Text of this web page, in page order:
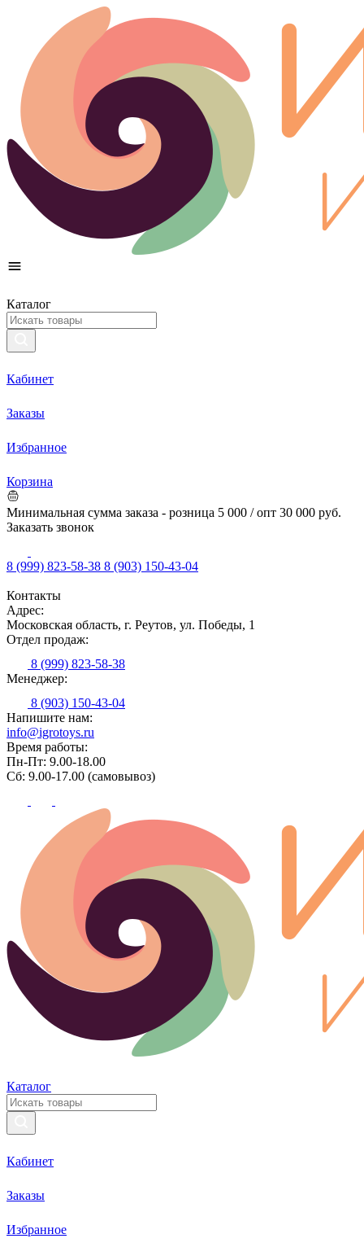
Каталог
Кабинет
Заказы
Избранное
Корзина
Минимальная сумма заказа - розница 5 000 / опт 30 000 руб.
Заказать звонок
8 (999) 823-58-38 8 (903) 150-43-04
Контакты
Адрес:
Московская область, г. Реутов, ул. Победы, 1
Отдел продаж:
8 (999) 823-58-38
Менеджер:
8 (903) 150-43-04
Напишите нам:
info@igrotoys.ru
Время работы:
Пн-Пт: 9.00-18.00
Сб: 9.00-17.00 (самовывоз)
Каталог
Кабинет
Заказы
Избранное